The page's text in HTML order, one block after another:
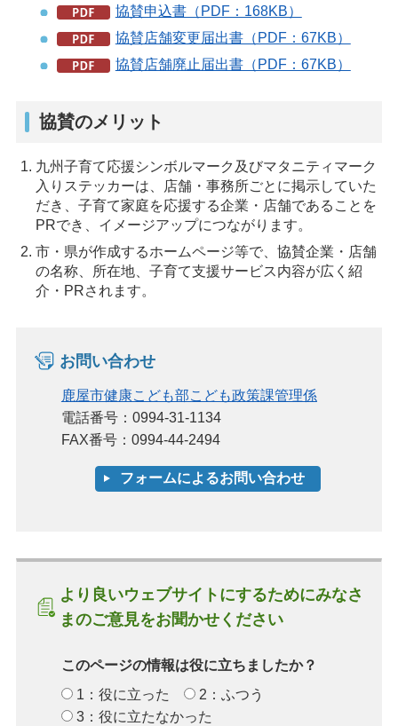
協賛申込書（PDF：168KB）
協賛店舗変更届出書（PDF：67KB）
協賛店舗廃止届出書（PDF：67KB）
協賛のメリット
九州子育て応援シンボルマーク及びマタニティマーク
入りステッカーは、店舗・事務所ごとに掲示していた
だき、子育て家庭を応援する企業・店舗であることを
PRでき、イメージアップにつながります。
市・県が作成するホームページ等で、協賛企業・店舗
の名称、所在地、子育て支援サービス内容が広く紹
介・PRされます。
お問い合わせ
鹿屋市健康こども部こども政策課管理係
電話番号：0994-31-1134
FAX番号：0994-44-2494
より良いウェブサイトにするためにみなさ
まのご意見をお聞かせください
このページの情報は役に立ちましたか？
1：役に立った
2：ふつう
3：役に立たなかった